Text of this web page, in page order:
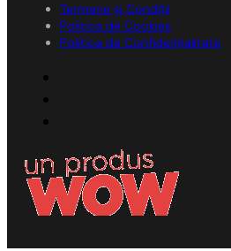
Termene și Condiții
Politica de Cookies
Politica de Confidențialitate